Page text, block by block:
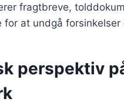
fragtbreve,
for at undgå
perspektiv